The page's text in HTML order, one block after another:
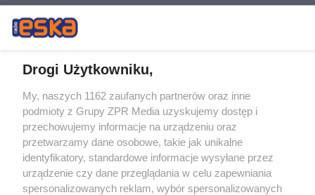
Żaden utwór zamieszczony w serwisie nie może być powielany i
rozpowszechniany lub dalej rozpowszechniany w jakikolwiek sposób (w
tym także elektroniczny lub mechaniczny) na jakimkolwiek polu
eksploatacji w jakiejkolwiek formie, włącznie z umieszczaniem w
Internecie bez pisemnej zgody właściciela praw. Jakiekolwiek użycie lub
wykorzystanie utworów w całości lub w części z naruszeniem prawa,
tzn. bez właściwej zgody, jest zabronione pod groźbą kary i może być
ścigane prawnie.
Drogi Użytkowniku,
My, naszych 1162 zaufanych partnerów oraz inne
podmioty z Grupy ZPR Media uzyskujemy dostęp i
przechowujemy informacje na urządzeniu oraz
przetwarzamy dane osobowe, takie jak unikalne
identyfikatory, standardowe informacje wysyłane przez
urządzenie czy dane przeglądania w celu zapewniania
spersonalizowanych reklam, wybór spersonalizowanych